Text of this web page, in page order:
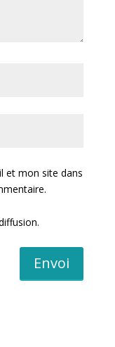
et mon site dans
Envoi